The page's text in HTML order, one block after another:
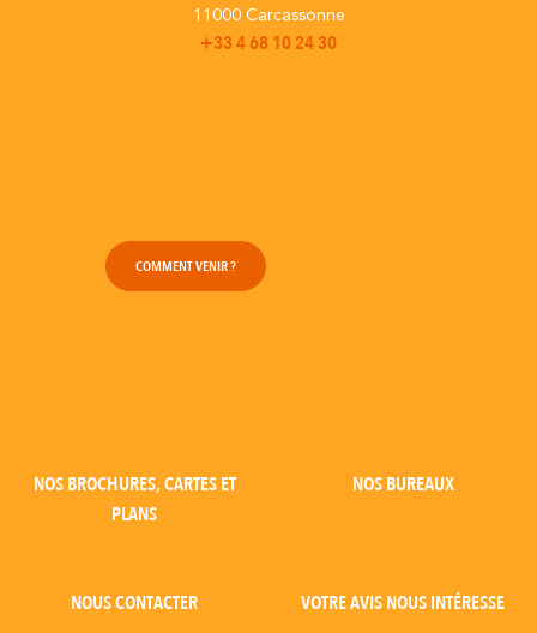
11000 Carcassonne
+33 4 68 10 24 30
COMMENT VENIR ?
NOS BROCHURES, CARTES ET
PLANS
NOS BUREAUX
NOUS CONTACTER VOTRE AVIS NOUS INTÉRESSE